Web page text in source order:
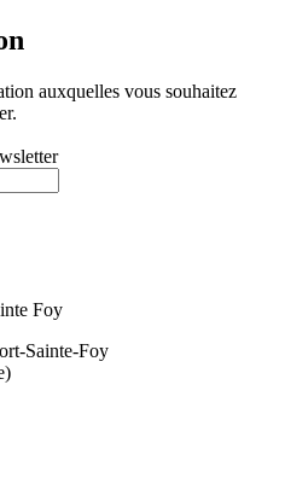
auxquelles vous souhaitez
Foy
Sainte-Foy